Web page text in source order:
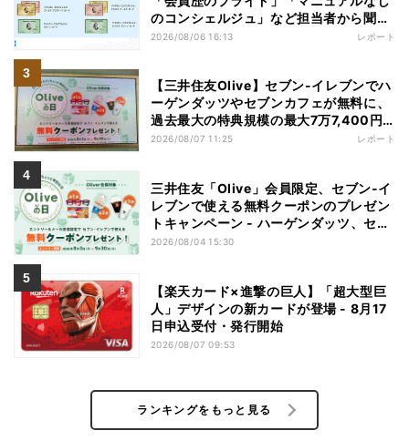
のコンシェルジュ」など担当者から聞い
た"裏話"も
2026/08/06 16:13 レポート
【三井住友Olive】セブン-イレブンでハ
ーゲンダッツやセブンカフェが無料に、
過去最大の特典規模の最大7万7,400円
相当がもらえるキャンペーンも - 夏休み
2026/08/07 11:25 レポート
三井住友「Olive」会員限定、セブン‐イ
レブンで使える無料クーポンのプレゼン
トキャンペーン - ハーゲンダッツ、セブ
ンカフェなどが無料に
2026/08/04 15:30
【楽天カード×進撃の巨人】「超大型巨
人」デザインの新カードが登場 - 8月17
日申込受付・発行開始
2026/08/07 09:53
ランキングをもっと見る